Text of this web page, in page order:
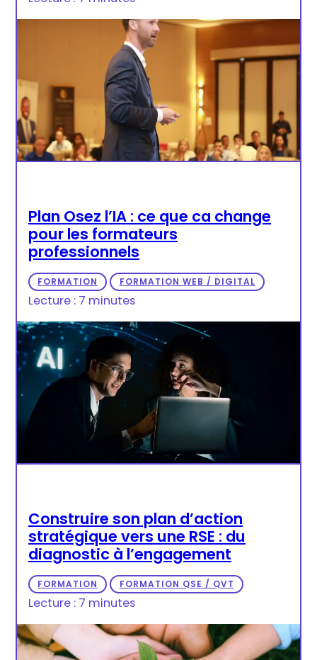
Plan Osez l’IA : ce que ca change
pour les formateurs
professionnels
FORMATION FORMATION WEB / DIGITAL
Lecture : 7 minutes
Construire son plan d’action
stratégique vers une RSE : du
diagnostic à l’engagement
FORMATION FORMATION QSE / QVT
Lecture : 7 minutes